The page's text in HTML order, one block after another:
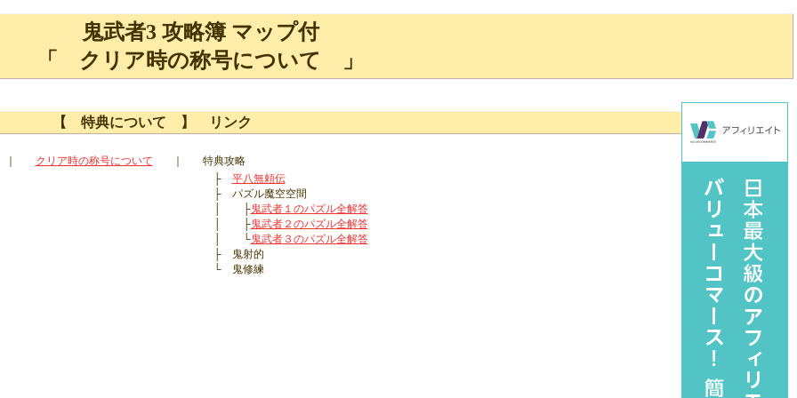
鬼武者3 攻略簿 マップ付
「 クリア時の称号について 」
【 特典について 】 リンク
クリア時の称号について
特典攻略
├ 平八無頼伝
├ パズル魔空空間
│ ├鬼武者１のパズル全解答
│ ├鬼武者２のパズル全解答
│ └鬼武者３のパズル全解答
├ 鬼射的
└ 鬼修練